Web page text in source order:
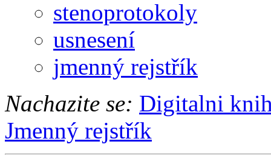
stenoprotokoly
usnesení
jmenný rejstřík
Nachazite se: Digitalni
Jmenný rejstřík